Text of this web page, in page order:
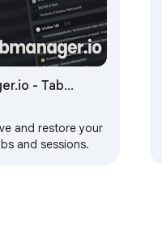
- Tab
and restore your
and sessions.